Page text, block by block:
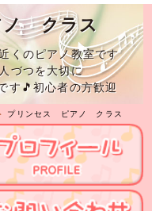
ノ クラス
くのピアノ教室です
づつを大切に
す🎵初心者の方歓迎
プリンセス ピアノ クラス